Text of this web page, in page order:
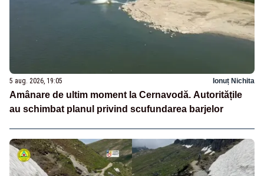
5 aug. 2026, 19:05 Ionuț Nichita
Amânare de ultim moment la Cernavodă. Autoritățile
au schimbat planul privind scufundarea barjelor